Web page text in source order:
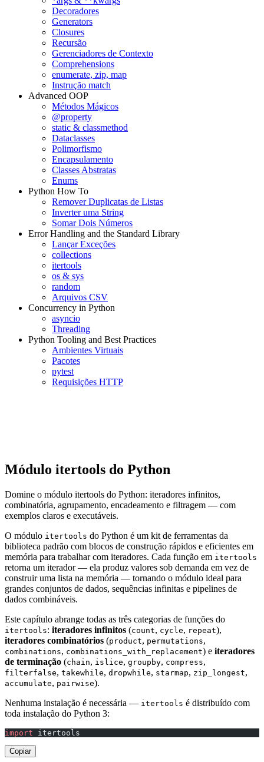
Decoradores
Generators
Closures
Recursão
Gerenciadores de Contexto
Comprehensions
enumerate, zip, map
Instrução match
Advanced OOP
Métodos Mágicos
@property
static & classmethod
Dataclasses
Polimorfismo
Encapsulamento
Classes Abstratas
Enums
Python How To
Remover Duplicatas de Listas
Inverter uma String
Somar Dois Números
Error Handling and the Standard Library
Lançar Exceções
collections
itertools
os & sys
random
Arquivos CSV
Concurrency in Python
asyncio
Threading
Python Tooling and Best Practices
Ambientes Virtuais
Pacotes
pytest
Requisições HTTP
Módulo itertools do Python
Domine o módulo itertools do Python: iteradores infinitos,
combinatória, agrupamento, encadeamento e filtragem — com
exemplos claros e executáveis.
O módulo itertools do Python é um kit de ferramentas da
biblioteca padrão com blocos de construção rápidos e eficientes em
memória para trabalhar com iteradores. Cada função em itertools
retorna um iterador — ela produz valores sob demanda em vez de
construir uma lista na memória — tornando o módulo ideal para
grandes conjuntos de dados, sequências infinitas e pipelines de
dados combináveis.
Este capítulo abrange todas as três categorias de funções do
itertools: iteradores infinitos (count, cycle, repeat),
iteradores combinatórios (product, permutations,
combinations, combinations_with_replacement) e iteradores
de terminação (chain, islice, groupby, compress,
filterfalse, takewhile, dropwhile, starmap, zip_longest,
accumulate, pairwise).
Nenhuma instalação é necessária — itertools é distribuído com
toda instalação do Python 3:
import itertools
Copiar